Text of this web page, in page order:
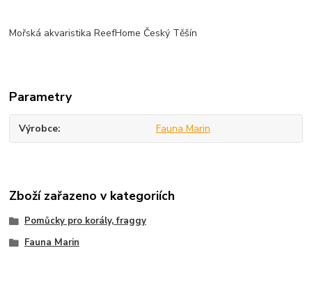
Mořská akvaristika ReefHome Český Těšín
Parametry
Výrobce Fauna Marin
Zboží zařazeno v kategoriích
Pomůcky pro korály, fraggy
Fauna Marin